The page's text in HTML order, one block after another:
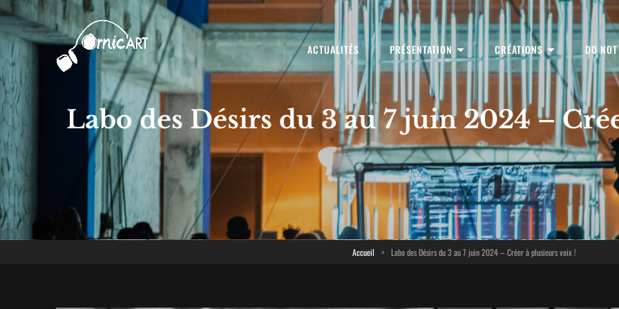
Ornic'Art
Collectif De Performeurs Indisciplinaires
ACTUALITÉS PRÉSENTATION CRÉATIONS DO
Labo des Désirs du 3 au 7 juin 2024 –
Accueil > Labo des Désirs du 3 au 7 juin 2024 – Créer à plusieurs voix !